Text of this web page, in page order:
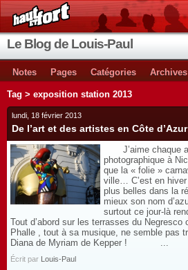
Le Blog de Louis-Paul
Notes Pages Catégories Archives
Tag > exposition station 2013
lundi, 18 février 2013
De l’art et des artistes en Côte d’Azur
J’aime chaque
photographique à
que la « folie »
ville… C’est en
plus belles dans la
mieux son nom
surtout ce jour-là
Tout d’abord sur les terrasses du
Phalle , tout à sa musique, ne semble pas
Diana de Myriam de Kepper ! ...
Écrit par Louis-Paul